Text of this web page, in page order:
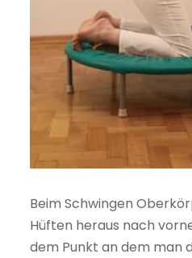
Beim Schwingen
Hüften heraus nach
dem Punkt an dem man